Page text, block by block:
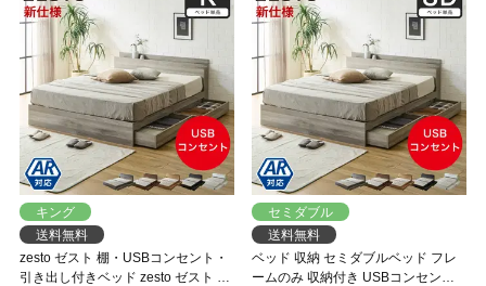
キング
送料無料
zesto ゼスト 棚・USBコンセント・
引き出し付きベッド zesto ゼスト キ
セミダブル
送料無料
ベッド 収納 セミダブルベッド フレ
ームのみ 収納付き USBコンセント